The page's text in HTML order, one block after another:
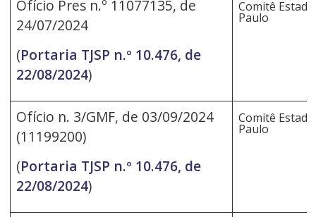
Ofício Pres n.º 11077135, de
24/07/2024
(Portaria TJSP n.º 10.476, de
22/08/2024)
Comitê
Paulo
Ofício n. 3/GMF, de 03/09/2024
(11199200)
(Portaria TJSP n.º 10.476, de
22/08/2024)
Comitê
Paulo